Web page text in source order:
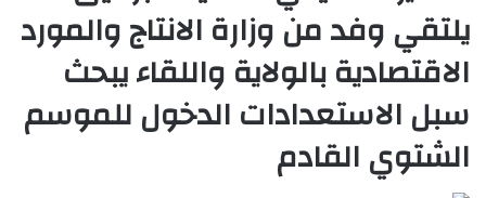
يلتقي وفد من وزارة الانتاج والمورد
الاقتصادية بالولاية واللقاء يبحث
سبل الاستعدادات الدخول للموسم
الشتوي القادم